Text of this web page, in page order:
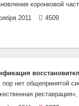
коронковой
2011
4509
нет общепринятой
реставрация»,